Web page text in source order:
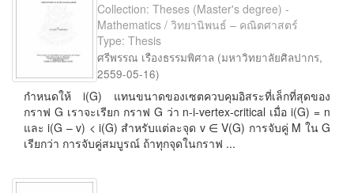
Collection: Theses (Master's degree) -
Mathematics / วิทยานิพนธ์ – คณิตศาสตร์
Type: Thesis
ศรีพรรณ เรืองธรรมพิศาล (มหาวิทยาลัยศิลปากร,
2559-05-16)
กำหนดให้ i(G) แทนขนาดของเซตควบคุมอิสระที่เล็กที่สุดของ
กราฟ G เราจะเรียก กราฟ G ว่า n-i-vertex-critical เมื่อ i(G) = n
และ i(G – v) < i(G) สำหรับแต่ละจุด v ∈ V(G) การจับคู่ M ใน G
เรียกว่า การจับคู่สมบูรณ์ ถ้าทุกจุดในกราฟ ...